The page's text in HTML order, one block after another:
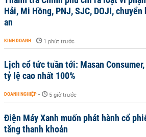
Hải, Mi Hồng, PNJ, SJC, DOJI, chuyển
an
KINH DOANH - 1 phút trước
Lịch cổ tức tuần tới: Masan
tỷ lệ cao nhất 100%
DOANH NGHIỆP - 5 giờ trước
Điện Máy Xanh muốn phát hành cổ
tăng thanh khoản